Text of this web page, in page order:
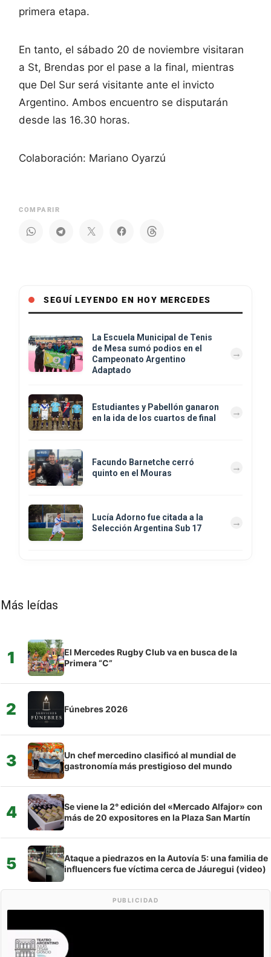
primera etapa.
En tanto, el sábado 20 de noviembre visitaran
a St, Brendas por el pase a la final, mientras
que Del Sur será visitante ante el invicto
Argentino. Ambos encuentro se disputarán
desde las 16.30 horas.
Colaboración: Mariano Oyarzú
COMPARIR
SEGUÍ LEYENDO EN HOY MERCEDES
La Escuela Municipal de Tenis
de Mesa sumó podios en el
Campeonato Argentino
Adaptado
Estudiantes y Pabellón ganaron
en la ida de los cuartos de final
Facundo Barnetche cerró
quinto en el Mouras
Lucía Adorno fue citada a la
Selección Argentina Sub 17
Más leídas
1
El Mercedes Rugby Club va en busca de la
Primera “C”
2 Fúnebres 2026
3
Un chef mercedino clasificó al mundial de
gastronomía más prestigioso del mundo
4
Se viene la 2° edición del «Mercado Alfajor» con
más de 20 expositores en la Plaza San Martín
5
Ataque a piedrazos en la Autovía 5: una familia de
influencers fue víctima cerca de Jáuregui (video)
PUBLICIDAD